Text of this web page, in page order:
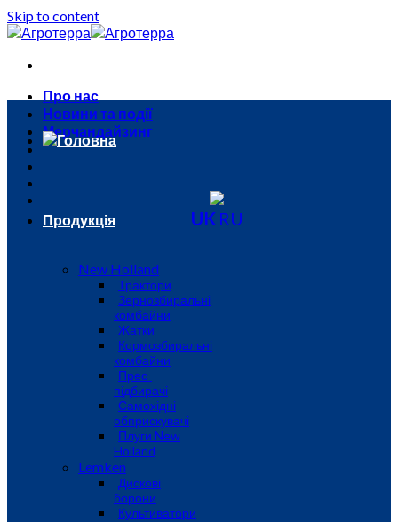
Skip to content
Про нас
Новини та події
Мерчандайзинг
UK RU
Головна
Продукція
New Holland
Трактори
Зернозбиральні
комбайни
Жатки
Кормозбиральні
комбайни
Прес-
підбирачі
Самохідні
обприскувачі
Плуги New
Holland
Lemken
Дискові
борони
Культиватори